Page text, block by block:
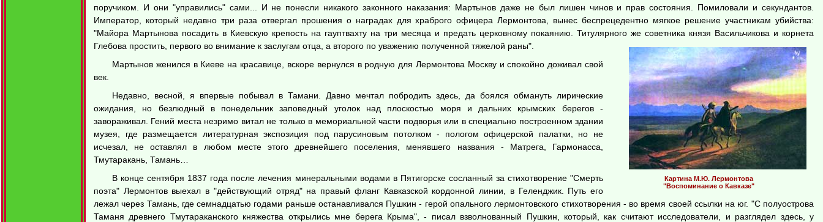
поручиком. И они "управились" сами... И не понесли никакого законного наказания: Мартынов даже не был лишен чинов и прав состояния. Помиловали и секундантов.
Император, который недавно три раза отвергал прошения о наградах для храброго офицера Лермонтова, вынес беспрецедентно мягкое решение участникам убийства:
"Майора Мартынова посадить в Киевскую крепость на гауптвахту на три месяца и предать церковному покаянию. Титулярного же советника князя Васильчикова и корнета
Глебова простить, первого во внимание к заслугам отца, а второго по уважению полученной тяжелой раны".
Картина М.Ю. Лермонтова
"Воспоминание о Кавказе"
Мартынов женился в Киеве на красавице, вскоре вернулся в родную для Лермонтова Москву и спокойно доживал свой
век.
Недавно, весной, я впервые побывал в Тамани. Давно мечтал побродить здесь, да боялся обмануть лирические
ожидания, но безлюдный в понедельник заповедный уголок над плоскостью моря и дальних крымских берегов -
завораживал. Гений места незримо витал не только в мемориальной части подворья или в специально построенном здании
музея, где размещается литературная экспозиция под парусиновым потолком - пологом офицерской палатки, но не
исчезал, не оставлял в любом месте этого древнейшего поселения, менявшего названия - Матрега, Гармонасса,
Тмутаракань, Тамань…
В конце сентября 1837 года после лечения минеральными водами в Пятигорске сосланный за стихотворение "Смерть
поэта" Лермонтов выехал в "действующий отряд" на правый фланг Кавказской кордонной линии, в Геленджик. Путь его
лежал через Тамань, где семнадцатью годами раньше останавливался Пушкин - герой опального лермонтовского стихотворения - во время своей ссылки на юг. "С полуострова
Таманя древнего Тмутараканского княжества открылись мне берега Крыма", - писал взволнованный Пушкин, который, как считают исследователи, и разглядел здесь, у